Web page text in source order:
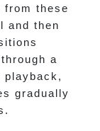
from these
and then
a
playback,
gradually